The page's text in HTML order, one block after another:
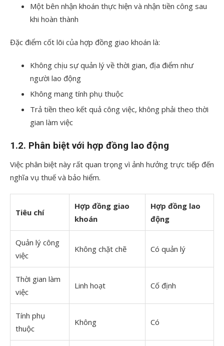
Một bên nhận khoán thực hiện và nhận tiền công sau
khi hoàn thành
Đặc điểm cốt lõi của hợp đồng giao khoán là:
Không chịu sự quản lý về thời gian, địa điểm như
người lao động
Không mang tính phụ thuộc
Trả tiền theo kết quả công việc, không phải theo thời
gian làm việc
1.2. Phân biệt với hợp đồng lao động
Việc phân biệt này rất quan trọng vì ảnh hưởng trực tiếp đến
nghĩa vụ thuế và bảo hiểm.
Tiêu chí
Hợp đồng giao
khoán
Hợp đồng lao
động
Quản lý công
việc
Không chặt chẽ Có quản lý
Thời gian làm
việc
Linh hoạt Cố định
Tính phụ
thuộc
Không Có